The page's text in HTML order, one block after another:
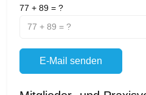
77 + 89 = ?
E-Mail senden